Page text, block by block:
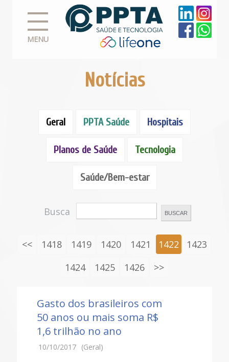
MENU
Notícias
Geral PPTA Saúde Hospitais
Planos de Saúde Tecnologia
Saúde/Bem-estar
Busca
<< 1418 1419 1420 1421 1422
1423
1424
1425 1426 >>
Gasto dos brasileiros com
50 anos ou mais soma R$
1,6 trilhão no ano
10/10/2017 (Geral)